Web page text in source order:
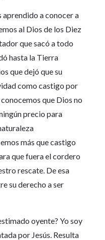
aprendido a conocer a
al Dios de los Diez
que sacó a todo
hasta la Tierra
que dejó que su
como castigo por
que Dios no
precio para
más que castigo
que fuera el cordero
rescate. De esa
su derecho a ser
oyente? Yo soy
por Jesús. Resulta